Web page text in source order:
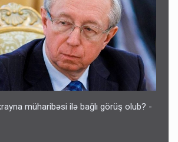
müharibəsi ilə bağlı görüş olub? -